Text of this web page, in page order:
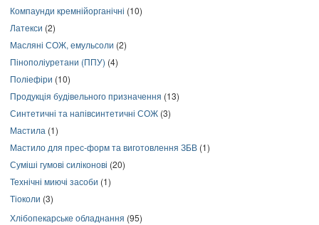
Компаунди кремнійорганічні (10)
Латекси (2)
Масляні СОЖ, емульсоли (2)
Пінополіуретани (ППУ) (4)
Поліефіри (10)
Продукція будівельного призначення (13)
Синтетичні та напівсинтетичні СОЖ (3)
Мастила (1)
Мастило для прес-форм та виготовлення ЗБВ (1)
Суміші гумові силіконові (20)
Технічні миючі засоби (1)
Тіоколи (3)
Хлібопекарське обладнання (95)